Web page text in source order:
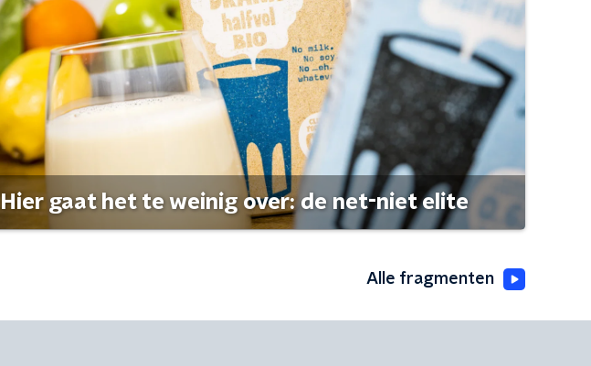
Hier gaat het te weinig over: de net-niet elite
Alle fragmenten